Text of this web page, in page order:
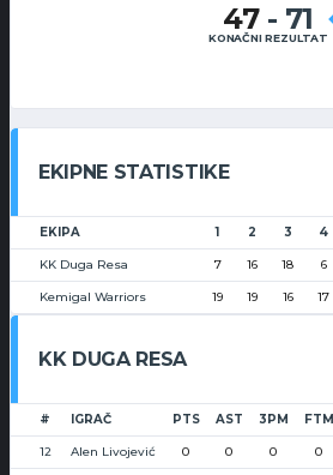
47 - 71
KONAČNI REZULTAT
EKIPNE STATISTIKE
EKIPA 1 2 3 4
KK Duga Resa 7 16 18 6
Kemigal Warriors 19 19 16 17
KK DUGA RESA
# IGRAČ PTS AST 3PM FTM
12 Alen Livojević 0 0 0 0